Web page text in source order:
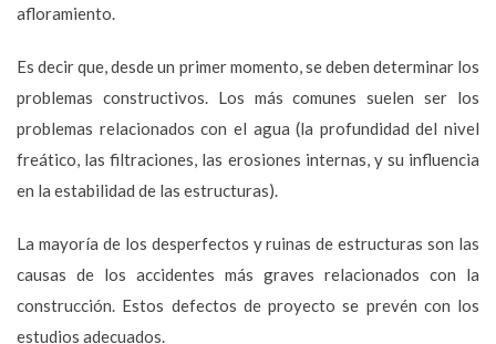
afloramiento.
Es decir que, desde un primer momento, se deben determinar los
problemas constructivos. Los más comunes suelen ser los
problemas relacionados con el agua (la profundidad del nivel
freático, las filtraciones, las erosiones internas, y su influencia
en la estabilidad de las estructuras).
La mayoría de los desperfectos y ruinas de estructuras son las
causas de los accidentes más graves relacionados con la
construcción. Estos defectos de proyecto se prevén con los
estudios adecuados.